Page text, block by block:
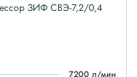
ЗИФ СВЭ-7,2/0,4
7200 л/мин